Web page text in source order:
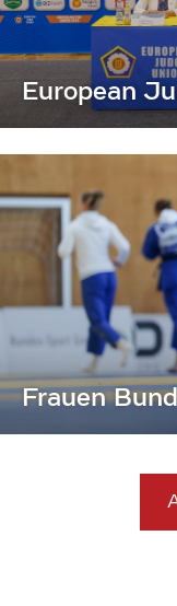
European
Frauen